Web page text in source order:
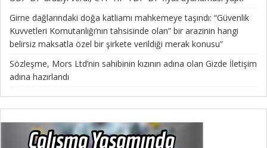
Girne dağlarındaki doğa katliamı mahkemeye taşındı: “Güvenlik
Kuvvetleri Komutanlığı’nın tahsisinde olan” bir arazinin hangi
belirsiz maksatla özel bir şirkete verildiği merak konusu”
Sözleşme, Mors Ltd’nin sahibinin kızının adına olan Gizde İletişim
adına hazırlandı